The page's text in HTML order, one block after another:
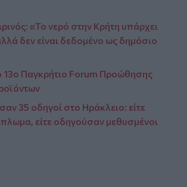
«Το νερό στην Κρήτη υπάρχει
δεν είναι δεδομένο ως δημόσιο
13ο Παγκρήτιο Forum Προώθησης
35 οδηγοί στο Ηράκλειο: είτε
είτε οδηγούσαν μεθυσμένοι